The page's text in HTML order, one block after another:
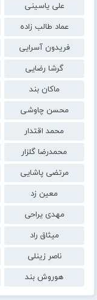
علی یاسینی
عماد طالب زاده
فریدون آسرایی
گرشا رضایی
ماکان بند
محسن چاوشی
محمد اقتدار
محمدرضا گلزار
مرتضی پاشایی
معین زد
مهدی یراحی
میثاق راد
ناصر زینلی
هوروش بند